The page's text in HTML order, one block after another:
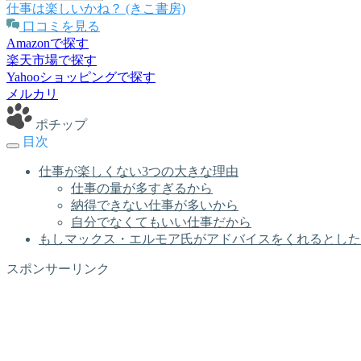
仕事は楽しいかね？ (きこ書房)
口コミを見る
Amazonで探す
楽天市場で探す
Yahooショッピングで探す
メルカリ
ポチップ
目次
仕事が楽しくない3つの大きな理由
仕事の量が多すぎるから
納得できない仕事が多いから
自分でなくてもいい仕事だから
もしマックス・エルモア氏がアドバイスをくれるとし
スポンサーリンク